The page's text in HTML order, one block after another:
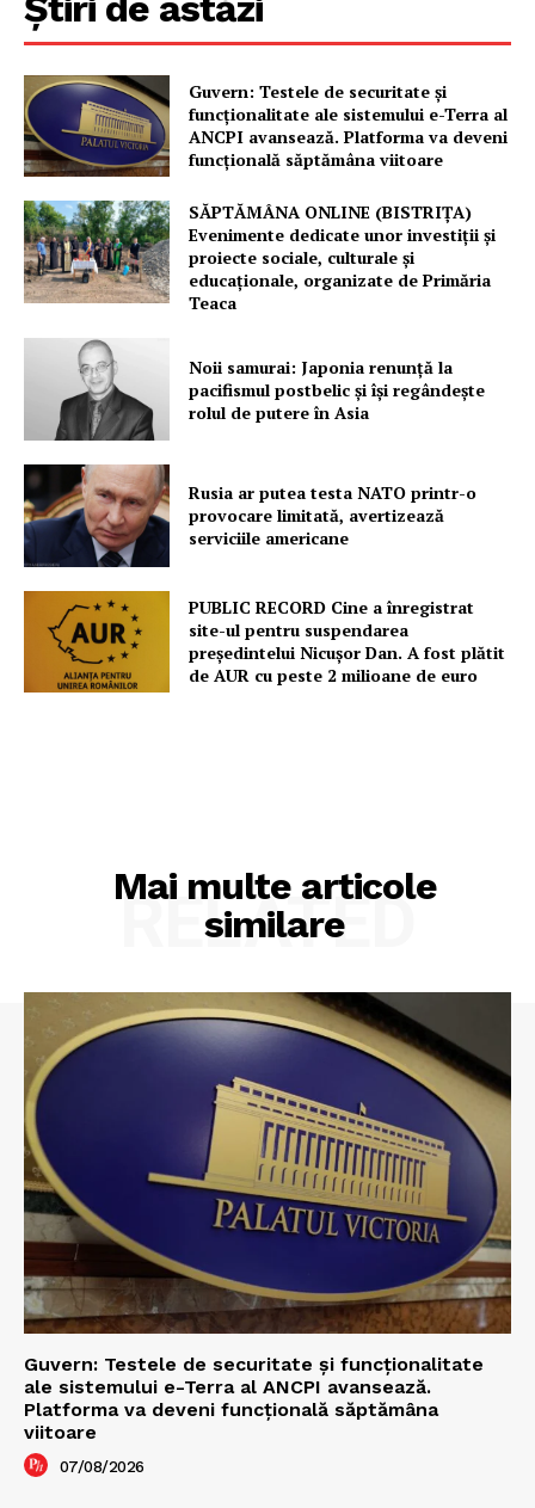
Un proiect
FREEDOM HOUSE ROMÂNIA
PRESShub
Despre noi / Echipa
Proiecte editoriale
Rețea
Contact
Guvern: Testele de securitate și
funcționalitate ale sistemului e-Terra al
ANCPI avansează. Platforma va deveni
funcțională săptămâna viitoare
SĂPTĂMÂNA ONLINE (BISTRIȚA)
Evenimente dedicate unor investiții și
proiecte sociale, culturale și
educaționale, organizate de Primăria
Teaca
Noii samurai: Japonia renunță la
pacifismul postbelic și își regândește
rolul de putere în Asia
Rusia ar putea testa NATO printr-o
provocare limitată, avertizează
serviciile americane
PUBLIC RECORD Cine a înregistrat
site-ul pentru suspendarea
președintelui Nicușor Dan. A fost plătit
de AUR cu peste 2 milioane de euro
Mai multe articole
similare
RELATED
Guvern: Testele de securitate și funcționalitate
ale sistemului e-Terra al ANCPI avansează.
Platforma va deveni funcțională săptămâna
viitoare
07/08/2026